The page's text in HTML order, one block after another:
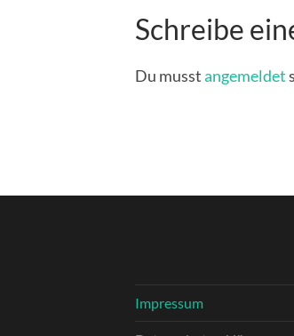
Schreibe
Du musstangemeldet
Impressum